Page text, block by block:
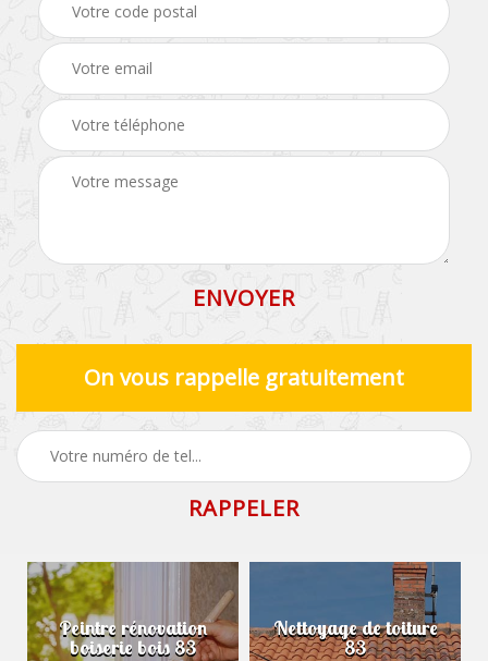
On vous rappelle gratuitement
Peintre rénovation
boiserie bois 83
Nettoyage de toiture
83